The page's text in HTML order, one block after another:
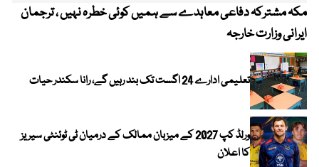
مکہ مشترکہ دفاعی معاہدے سے ہمیں کوئی خطرہ نہیں ، ترجمان
ایرانی وزارت خارجہ
تعلیمی ادارے 24 اگست تک بند رہیں گے، رانا سکندر حیات
ورلڈ کپ 2027 کے میزبان ممالک کے درمیان ٹی ٹوئنٹی سیریز
کا اعلان